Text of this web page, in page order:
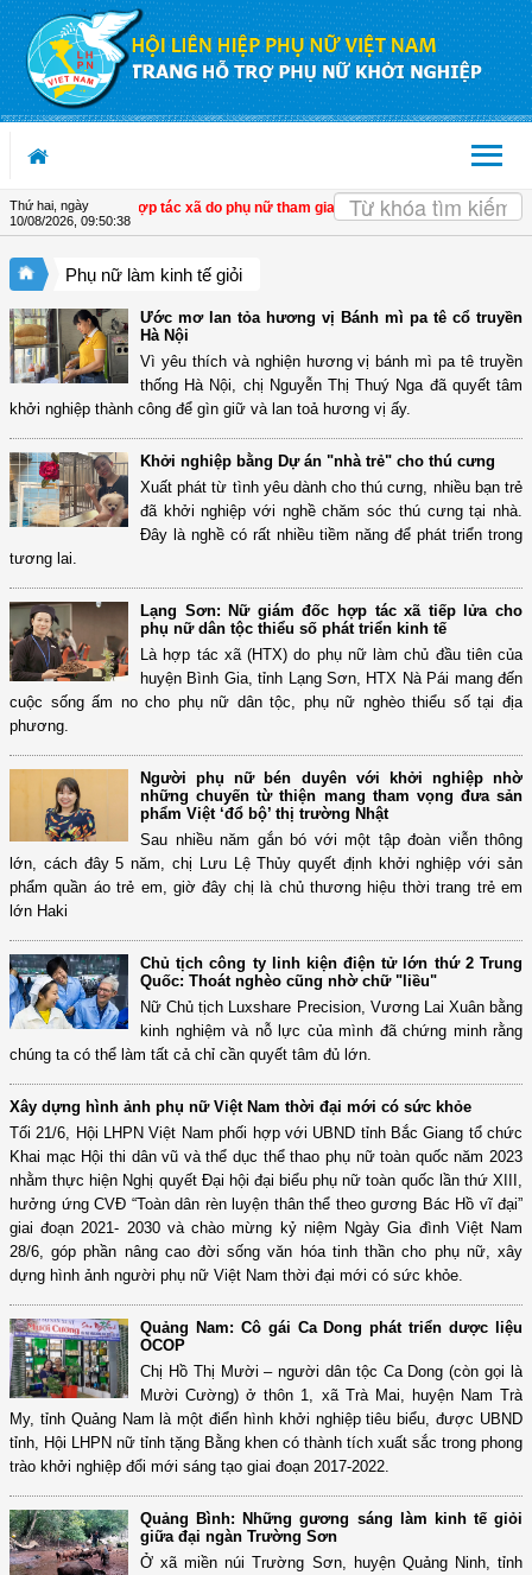
Truy cập nội dung luôn
Thứ hai, ngày
10/08/2026 09:50:39
phát triển hợp tác xã do phụ nữ tham gia quản lý | Tây Ninh: Thổi hồn vào
Phụ nữ làm kinh tế giỏi
Ước mơ lan tỏa hương vị Bánh mì pa tê cổ truyền
Hà Nội
Vì yêu thích và nghiện hương vị bánh mì pa tê truyền
thống Hà Nội, chị Nguyễn Thị Thuý Nga đã quyết tâm
khởi nghiệp thành công để gìn giữ và lan toả hương vị ấy.
Khởi nghiệp bằng Dự án "nhà trẻ" cho thú cưng
Xuất phát từ tình yêu dành cho thú cưng, nhiều bạn trẻ
đã khởi nghiệp với nghề chăm sóc thú cưng tại nhà.
Đây là nghề có rất nhiều tiềm năng để phát triển trong
tương lai.
Lạng Sơn: Nữ giám đốc hợp tác xã tiếp lửa cho
phụ nữ dân tộc thiểu số phát triển kinh tế
Là hợp tác xã (HTX) do phụ nữ làm chủ đầu tiên của
huyện Bình Gia, tỉnh Lạng Sơn, HTX Nà Pái mang đến
cuộc sống ấm no cho phụ nữ dân tộc, phụ nữ nghèo thiểu số tại địa
phương.
Người phụ nữ bén duyên với khởi nghiệp nhờ
những chuyến từ thiện mang tham vọng đưa sản
phẩm Việt ‘đổ bộ’ thị trường Nhật
Sau nhiều năm gắn bó với một tập đoàn viễn thông
lớn, cách đây 5 năm, chị Lưu Lệ Thủy quyết định khởi nghiệp với sản
phẩm quần áo trẻ em, giờ đây chị là chủ thương hiệu thời trang trẻ em
lớn Haki
Chủ tịch công ty linh kiện điện tử lớn thứ 2 Trung
Quốc: Thoát nghèo cũng nhờ chữ "liều"
Nữ Chủ tịch Luxshare Precision, Vương Lai Xuân bằng
kinh nghiệm và nỗ lực của mình đã chứng minh rằng
chúng ta có thể làm tất cả chỉ cần quyết tâm đủ lớn.
Xây dựng hình ảnh phụ nữ Việt Nam thời đại mới có sức khỏe
Tối 21/6, Hội LHPN Việt Nam phối hợp với UBND tỉnh Bắc Giang tổ chức
Khai mạc Hội thi dân vũ và thể dục thể thao phụ nữ toàn quốc năm 2023
nhằm thực hiện Nghị quyết Đại hội đại biểu phụ nữ toàn quốc lần thứ XIII,
hưởng ứng CVĐ “Toàn dân rèn luyện thân thể theo gương Bác Hồ vĩ đại”
giai đoạn 2021- 2030 và chào mừng kỷ niệm Ngày Gia đình Việt Nam
28/6, góp phần nâng cao đời sống văn hóa tinh thần cho phụ nữ, xây
dựng hình ảnh người phụ nữ Việt Nam thời đại mới có sức khỏe.
Quảng Nam: Cô gái Ca Dong phát triển dược liệu
OCOP
Chị Hồ Thị Mười – người dân tộc Ca Dong (còn gọi là
Mười Cường) ở thôn 1, xã Trà Mai, huyện Nam Trà
My, tỉnh Quảng Nam là một điển hình khởi nghiệp tiêu biểu, được UBND
tỉnh, Hội LHPN nữ tỉnh tặng Bằng khen có thành tích xuất sắc trong phong
trào khởi nghiệp đổi mới sáng tạo giai đoạn 2017-2022.
Quảng Bình: Những gương sáng làm kinh tế giỏi
giữa đại ngàn Trường Sơn
Ở xã miền núi Trường Sơn, huyện Quảng Ninh, tỉnh
OK